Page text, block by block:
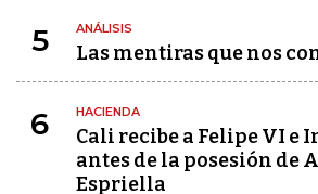
5 ANÁLISIS
Las mentiras que nos
6 HACIENDA
Cali recibe a Felipe VI e
antes de la posesión de
Espriella